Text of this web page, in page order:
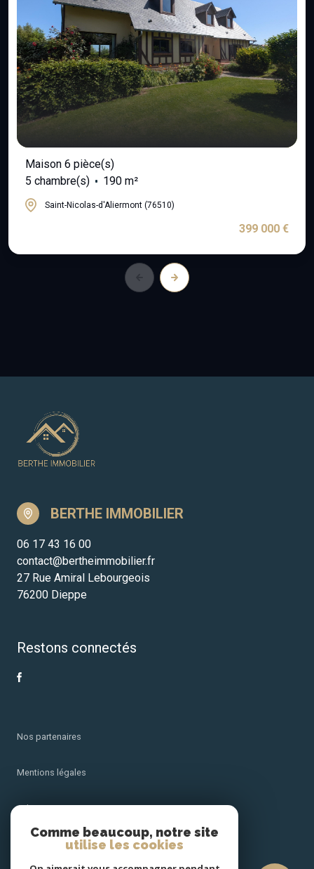
Maison 6 pièce(s)
5 chambre(s)
190 m²
Saint-Nicolas-d'Aliermont (76510)
399 000 €
BERTHE IMMOBILIER
06 17 43 16 00
contact@bertheimmobilier.fr
27 Rue Amiral Lebourgeois
76200 Dieppe
Restons connectés
Nos partenaires
Mentions légales
Admin
Nos honoraires
Comme beaucoup, notre site
utilise les cookies